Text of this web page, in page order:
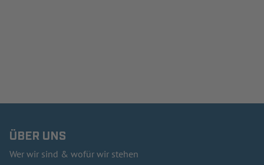
ÜBER UNS
Wer wir sind & wofür wir stehen